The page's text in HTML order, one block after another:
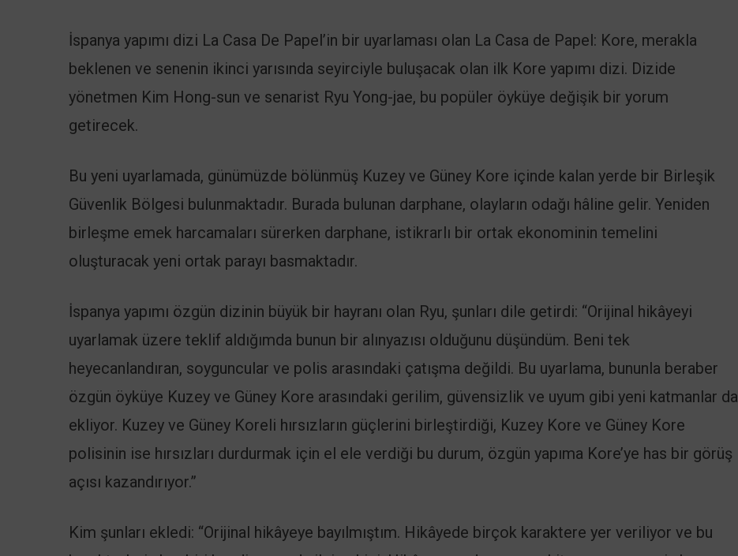
İspanya yapımı dizi La Casa De Papel’in bir uyarlaması olan La Casa de Papel: Kore, merakla
beklenen ve senenin ikinci yarısında seyirciyle buluşacak olan ilk Kore yapımı dizi. Dizide
yönetmen Kim Hong-sun ve senarist Ryu Yong-jae, bu popüler öyküye değişik bir yorum
getirecek.
Bu yeni uyarlamada, günümüzde bölünmüş Kuzey ve Güney Kore içinde kalan yerde bir Birleşik
Güvenlik Bölgesi bulunmaktadır. Burada bulunan darphane, olayların odağı hâline gelir. Yeniden
birleşme emek harcamaları sürerken darphane, istikrarlı bir ortak ekonominin temelini
oluşturacak yeni ortak parayı basmaktadır.
İspanya yapımı özgün dizinin büyük bir hayranı olan Ryu, şunları dile getirdi: “Orijinal hikâyeyi
uyarlamak üzere teklif aldığımda bunun bir alınyazısı olduğunu düşündüm. Beni tek
heyecanlandıran, soyguncular ve polis arasındaki çatışma değildi. Bu uyarlama, bununla beraber
özgün öyküye Kuzey ve Güney Kore arasındaki gerilim, güvensizlik ve uyum gibi yeni katmanlar da
ekliyor. Kuzey ve Güney Koreli hırsızların güçlerini birleştirdiği, Kuzey Kore ve Güney Kore
polisinin ise hırsızları durdurmak için el ele verdiği bu durum, özgün yapıma Kore’ye has bir görüş
açısı kazandırıyor.”
Kim şunları ekledi: “Orijinal hikâyeye bayılmıştım. Hikâyede birçok karaktere yer veriliyor ve bu